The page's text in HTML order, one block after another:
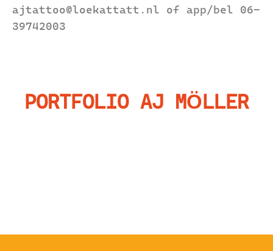
ajtattoo@loekattatt.nl of app/bel 06-
39742003
PORTFOLIO AJ MÖLLER